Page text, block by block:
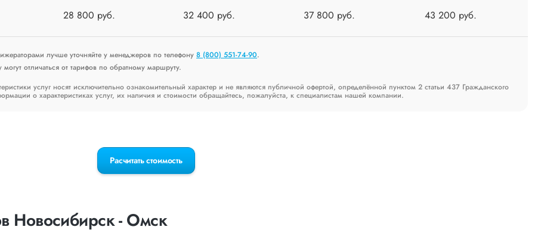
28 800 руб. 32 400 руб. 37 800 руб. 43 200 руб.
лучше уточняйте у менеджеров по телефону 8 (800) 551-74-90.
отличаться от тарифов по обратному маршруту.
услуг носят исключительно ознакомительный характер и не являются публичной офертой, определённой пунктом 2 статьи 437 Гражданского
о характеристиках услуг, их наличия и стоимости обращайтесь, пожалуйста, к специалистам нашей компании.
Расчитать стоимость
Новосибирск - Омск